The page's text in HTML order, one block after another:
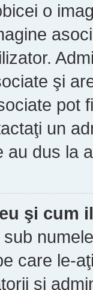
o
şi
pot
un
au dus la
şi cum
care le-
şi